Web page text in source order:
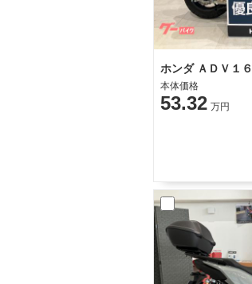
ホンダ ＡＤＶ１
本体価格
53.32 万円